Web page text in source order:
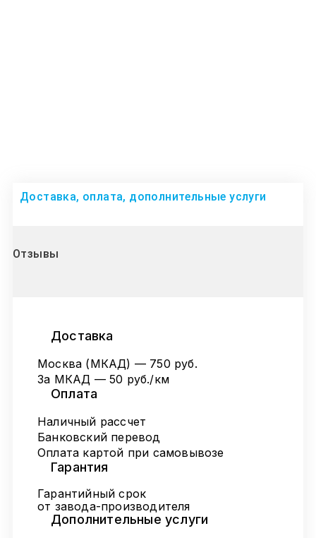
Доставка, оплата, дополнительные услуги
Отзывы
Доставка
Москва (МКАД) — 750 руб.
За МКАД — 50 руб./км
Оплата
Наличный рассчет
Банковский перевод
Оплата картой при самовывозе
Гарантия
Гарантийный срок
от завода-производителя
Дополнительные услуги